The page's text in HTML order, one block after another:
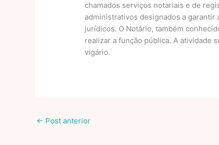
chamados serviços notariais e de
administrativos designados a
jurídicos. O Notário, também
realizar a função pública. A atividade
vigário.
← Post anterior